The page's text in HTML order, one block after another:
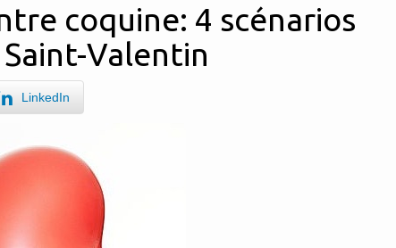
coquine: 4 scénarios
Valentin
LinkedIn